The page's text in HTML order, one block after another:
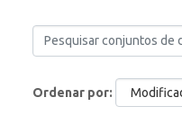
Ordenar por